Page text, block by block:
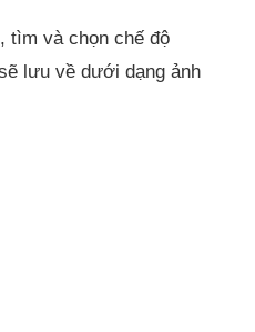
tìm và chọn chế độ
lưu về dưới dạng ảnh